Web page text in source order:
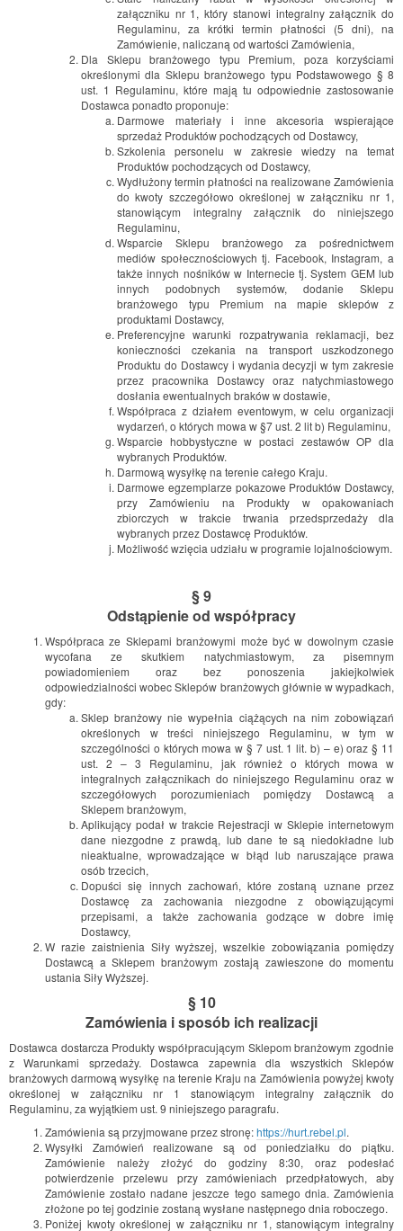
załączniku nr 1, który stanowi integralny załącznik do
Regulaminu, za krótki termin płatności (5 dni), na
Zamówienie, naliczaną od wartości Zamówienia,
Dla Sklepu branżowego typu Premium, poza korzyściami
określonymi dla Sklepu branżowego typu Podstawowego § 8
ust. 1 Regulaminu, które mają tu odpowiednie zastosowanie
Dostawca ponadto proponuje:
Darmowe materiały i inne akcesoria wspierające
sprzedaż Produktów pochodzących od Dostawcy,
Szkolenia personelu w zakresie wiedzy na temat
Produktów pochodzących od Dostawcy,
Wydłużony termin płatności na realizowane Zamówienia
do kwoty szczegółowo określonej w załączniku nr 1,
stanowiącym integralny załącznik do niniejszego
Regulaminu,
Wsparcie Sklepu branżowego za pośrednictwem
mediów społecznościowych tj. Facebook, Instagram, a
także innych nośników w Internecie tj. System GEM lub
innych podobnych systemów, dodanie Sklepu
branżowego typu Premium na mapie sklepów z
produktami Dostawcy,
Preferencyjne warunki rozpatrywania reklamacji, bez
konieczności czekania na transport uszkodzonego
Produktu do Dostawcy i wydania decyzji w tym zakresie
przez pracownika Dostawcy oraz natychmiastowego
dosłania ewentualnych braków w dostawie,
Współpraca z działem eventowym, w celu organizacji
wydarzeń, o których mowa w §7 ust. 2 lit b) Regulaminu,
Wsparcie hobbystyczne w postaci zestawów OP dla
wybranych Produktów.
Darmową wysyłkę na terenie całego Kraju.
Darmowe egzemplarze pokazowe Produktów Dostawcy,
przy Zamówieniu na Produkty w opakowaniach
zbiorczych w trakcie trwania przedsprzedaży dla
wybranych przez Dostawcę Produktów.
Możliwość wzięcia udziału w programie lojalnościowym.
§ 9
Odstąpienie od współpracy
Współpraca ze Sklepami branżowymi może być w dowolnym czasie
wycofana ze skutkiem natychmiastowym, za pisemnym
powiadomieniem oraz bez ponoszenia jakiejkolwiek
odpowiedzialności wobec Sklepów branżowych głównie w wypadkach,
gdy:
Sklep branżowy nie wypełnia ciążących na nim zobowiązań
określonych w treści niniejszego Regulaminu, w tym w
szczególności o których mowa w § 7 ust. 1 lit. b) – e) oraz § 11
ust. 2 – 3 Regulaminu, jak również o których mowa w
integralnych załącznikach do niniejszego Regulaminu oraz w
szczegółowych porozumieniach pomiędzy Dostawcą a
Sklepem branżowym,
Aplikujący podał w trakcie Rejestracji w Sklepie internetowym
dane niezgodne z prawdą, lub dane te są niedokładne lub
nieaktualne, wprowadzające w błąd lub naruszające prawa
osób trzecich,
Dopuści się innych zachowań, które zostaną uznane przez
Dostawcę za zachowania niezgodne z obowiązującymi
przepisami, a także zachowania godzące w dobre imię
Dostawcy,
W razie zaistnienia Siły wyższej, wszelkie zobowiązania pomiędzy
Dostawcą a Sklepem branżowym zostają zawieszone do momentu
ustania Siły Wyższej.
§ 10
Zamówienia i sposób ich realizacji
Dostawca dostarcza Produkty współpracującym Sklepom branżowym zgodnie
z Warunkami sprzedaży. Dostawca zapewnia dla wszystkich Sklepów
branżowych darmową wysyłkę na terenie Kraju na Zamówienia powyżej kwoty
określonej w załączniku nr 1 stanowiącym integralny załącznik do
Regulaminu, za wyjątkiem ust. 9 niniejszego paragrafu.
Zamówienia są przyjmowane przez stronę:https://hurt.rebel.pl.
Wysyłki Zamówień realizowane są od poniedziałku do piątku.
Zamówienie należy złożyć do godziny 8:30, oraz podesłać
potwierdzenie przelewu przy zamówieniach przedpłatowych, aby
Zamówienie zostało nadane jeszcze tego samego dnia. Zamówienia
złożone po tej godzinie zostaną wysłane następnego dnia roboczego.
Poniżej kwoty określonej w załączniku nr 1, stanowiącym integralny